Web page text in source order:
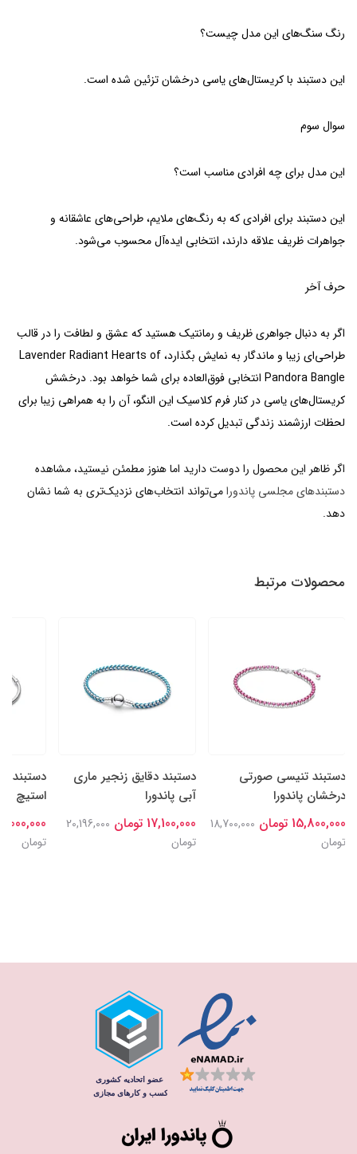
رنگ سنگ‌های این مدل چیست؟
این دستبند با کریستال‌های یاسی درخشان تزئین شده است.
سوال سوم
این مدل برای چه افرادی مناسب است؟
این دستبند برای افرادی که به رنگ‌های ملایم، طراحی‌های عاشقانه و
جواهرات ظریف علاقه دارند، انتخابی ایده‌آل محسوب می‌شود.
حرف آخر
اگر به دنبال جواهری ظریف و رمانتیک هستید که عشق و لطافت را در قالب
طراحی‌ای زیبا و ماندگار به نمایش بگذارد، Lavender Radiant Hearts of
Pandora Bangle انتخابی فوق‌العاده برای شما خواهد بود. درخشش
کریستال‌های یاسی در کنار فرم کلاسیک این النگو، آن را به همراهی زیبا برای
لحظات ارزشمند زندگی تبدیل کرده است.
اگر ظاهر این محصول را دوست دارید اما هنوز مطمئن نیستید، مشاهده
دستبندهای مجلسی پاندورامی‌تواند انتخاب‌های نزدیک‌تری به شما نشان
دهد.
محصولات مرتبط
دستبند تنیسی صورتی
درخشان پاندورا
15,800,000 تومان
18,700,000
تومان
دستبند دقایق زنجیر ماری
آبی پاندورا
17,100,000 تومان
20,196,000
تومان
دستبند
استیچ
18,000,000
تومان